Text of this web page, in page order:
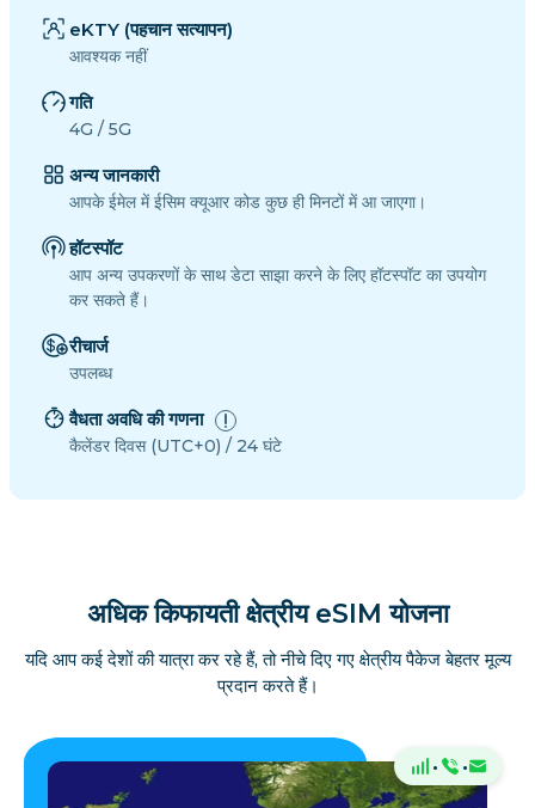
eKTY (पहचान सत्यापन)
आवश्यक नहीं
गति
4G / 5G
अन्य जानकारी
आपके ईमेल में ईसिम क्यूआर कोड कुछ ही मिनटों में आ जाएगा।
हॉटस्पॉट
आप अन्य उपकरणों के साथ डेटा साझा करने के लिए हॉटस्पॉट का उपयोग
कर सकते हैं।
रीचार्ज
उपलब्ध
वैधता अवधि की गणना
कैलेंडर दिवस (UTC+0) / 24 घंटे
अधिक किफायती क्षेत्रीय eSIM योजना
यदि आप कई देशों की यात्रा कर रहे हैं, तो नीचे दिए गए क्षेत्रीय पैकेज बेहतर मूल्य
प्रदान करते हैं।
· ·